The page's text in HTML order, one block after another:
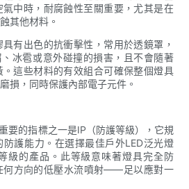
中時，耐腐蝕性至關重要，尤其是在
其他材料。
有出色的抗衝擊性，常用於透鏡罩，
冰雹或意外碰撞的損害，且不會隨著
這些材料的有效組合可確保整個燈具
損，同時保護內部電子元件。
要的指標之一是IP（防護等級），它規
護能力。在選擇最佳戶外LED泛光燈
級的產品。此等級意味著燈具完全防
何方向的低壓水流噴射——足以應對一